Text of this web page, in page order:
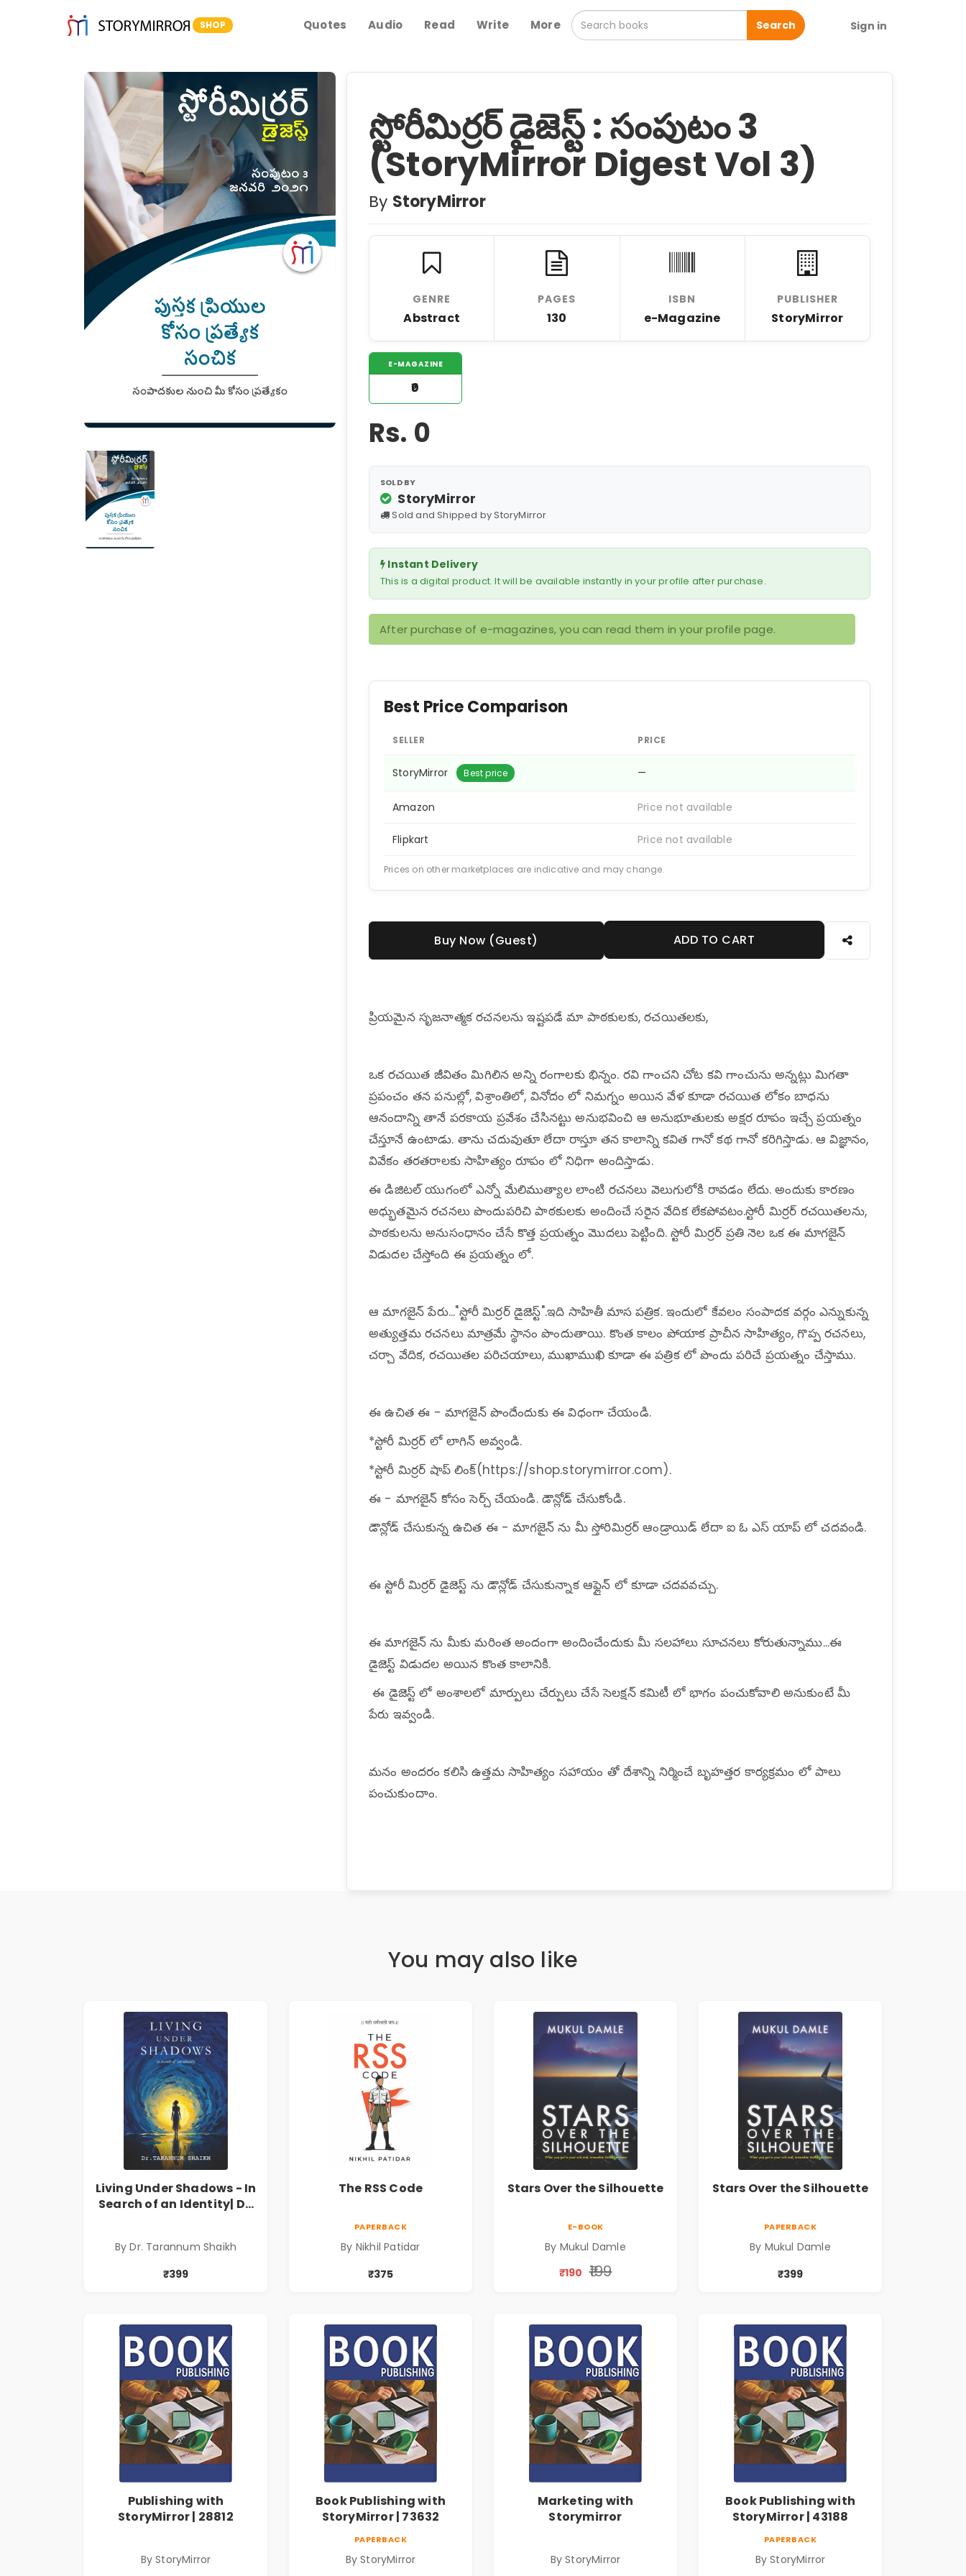
SHOP Quotes Audio Read Write More Search Sign in
స్టోరీమిర్రర్ డైజెస్ట్ : సంపుటం 3
(StoryMirror Digest Vol 3)
By StoryMirror
GENRE
Abstract
PAGES
130
ISBN
e-Magazine
PUBLISHER
StoryMirror
E-MAGAZINE
₹0
Rs. 0
SOLD BY
StoryMirror
Sold and Shipped by StoryMirror
Instant Delivery
This is a digital product. It will be available instantly in your profile after purchase.
After purchase of e-magazines, you can read them in your profile page.
Best Price Comparison
SELLER PRICE
StoryMirror Best price —
Amazon Price not available
Flipkart Price not available
Prices on other marketplaces are indicative and may change.
Buy Now (Guest) ADD TO CART
ప్రియమైన సృజనాత్మక రచనలను ఇష్టపడే మా పాఠకులకు, రచయితలకు,
ఒక రచయిత జీవితం మిగిలిన అన్ని రంగాలకు భిన్నం. రవి గాంచని చోట కవి గాంచును అన్నట్లు మిగతా
ప్రపంచం తన పనుల్లో, విశ్రాంతిలో, వినోదం లో నిమగ్నం అయిన వేళ కూడా రచయిత లోకం బాధను
ఆనందాన్ని తానే పరకాయ ప్రవేశం చేసినట్టు అనుభవించి ఆ అనుభూతులకు అక్షర రూపం ఇచ్చే ప్రయత్నం
చేస్తూనే ఉంటాడు. తాను చదువుతూ లేదా రాస్తూ తన కాలాన్ని కవిత గానో కథ గానో కరిగిస్తాడు. ఆ విజ్ఞానం,
వివేకం తరతరాలకు సాహిత్యం రూపం లో నిధిగా అందిస్తాడు.
ఈ డిజిటల్ యుగంలో ఎన్నో మేలిముత్యాల లాంటి రచనలు వెలుగులోకి రావడం లేదు. అందుకు కారణం
అధ్భుతమైన రచనలు పొందుపరిచి పాఠకులకు అందించే సరైన వేదిక లేకపోవటం.స్టోరీ మిర్రర్ రచయితలను,
పాఠకులను అనుసంధానం చేసే కొత్త ప్రయత్నం మొదలు పెట్టింది. స్టోరీ మిర్రర్ ప్రతి నెల ఒక ఈ మాగజైన్
విడుదల చేస్తోంది ఈ ప్రయత్నం లో.
ఆ మాగజైన్ పేరు..."స్టోరీ మిర్రర్ డైజెస్ట్".ఇది సాహితీ మాస పత్రిక. ఇందులో కేవలం సంపాదక వర్గం ఎన్నుకున్న
అత్యుత్తమ రచనలు మాత్రమే స్థానం పొందుతాయి. కొంత కాలం పోయాక ప్రాచీన సాహిత్యం, గొప్ప రచనలు,
చర్చా వేదిక, రచయితల పరిచయాలు, ముఖాముఖి కూడా ఈ పత్రిక లో పొందు పరిచే ప్రయత్నం చేస్తాము.
ఈ ఉచిత ఈ - మాగజైన్ పొందేందుకు ఈ విధంగా చేయండి.
*స్టోరీ మిర్రర్ లో లాగిన్ అవ్వండి.
*స్టోరీ మిర్రర్ షాప్ లింక్(https://shop.storymirror.com).
ఈ - మాగజైన్ కోసం సెర్చ్ చేయండి. డౌన్లోడ్ చేసుకోండి.
డౌన్లోడ్ చేసుకున్న ఉచిత ఈ - మాగజైన్ ను మీ స్తోరిమిర్రర్ ఆండ్రాయిడ్ లేదా ఐ ఓ ఎస్ యాప్ లో చదవండి.
ఈ స్టోరీ మిర్రర్ డైజెస్ట్ ను డౌన్లోడ్ చేసుకున్నాక ఆఫ్లైన్ లో కూడా చదవవచ్చు.
ఈ మాగజైన్ ను మీకు మరింత అందంగా అందించేందుకు మీ సలహాలు సూచనలు కోరుతున్నాము...ఈ
డైజెస్ట్ విడుదల అయిన కొంత కాలానికి.
ఈ డైజెస్ట్ లో అంశాలలో మార్పులు చేర్పులు చేసే సెలక్షన్ కమిటీ లో భాగం పంచుకోవాలి అనుకుంటే మీ
పేరు ఇవ్వండి.
మనం అందరం కలిసి ఉత్తమ సాహిత్యం సహాయం తో దేశాన్ని నిర్మించే బృహత్తర కార్యక్రమం లో పాలు
పంచుకుందాం.
You may also like
Living Under Shadows - In
Search of an Identity| Dr.
By Dr. Tarannum Shaikh
₹399
The RSS Code
PAPERBACK
By Nikhil Patidar
₹375
Stars Over the Silhouette
E-BOOK
By Mukul Damle
₹190 ₹199
Stars Over the Silhouette
PAPERBACK
By Mukul Damle
₹399
Publishing with
StoryMirror | 28812
By StoryMirror
Book Publishing with
StoryMirror | 73632
PAPERBACK
By StoryMirror
Marketing with
Storymirror
By StoryMirror
Book Publishing with
StoryMirror | 43188
PAPERBACK
By StoryMirror